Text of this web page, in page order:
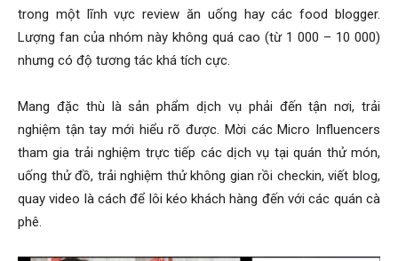
trong một lĩnh vực review ăn uống hay các food blogger.
Lượng fan của nhóm này không quá cao (từ 1 000 – 10 000)
nhưng có độ tương tác khá tích cực.
Mang đặc thù là sản phẩm dịch vụ phải đến tận nơi, trải
nghiệm tận tay mới hiểu rõ được. Mời các Micro Influencers
tham gia trải nghiệm trực tiếp các dịch vụ tại quán thử món,
uống thử đồ, trải nghiệm thử không gian rồi checkin, viết blog,
quay video là cách để lôi kéo khách hàng đến với các quán cà
phê.